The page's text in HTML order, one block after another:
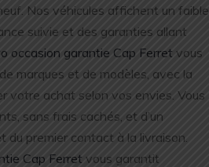
Nos véhicules affichent un faible
suivie et des garanties allant
occasion garantie Cap Ferret vous
marques et de modèles, avec la
votre achat selon vos envies. Vous
sans frais cachés, et d’un
du premier contact à la livraison.
Cap Ferret vous garantit